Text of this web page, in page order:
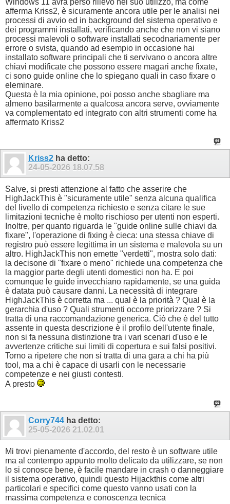
Windows 11 avrà perso rilievo nel suo utilizzo, ma come
afferma Kriss2, è sicuramente ancora utile per le analisi nei
processi di avvio ed in background del sistema operativo e
dei programmi installati, verificando anche che non vi siano
processi malevoli o software installati secodnariamente per
errore o svista, quando ad esempio in occasione hai
installato software principali che ti servivano o ancora altre
chiavi modificate che possono essere magari anche fixate,
ci sono guide online che lo spiegano quali in caso fixare o
eleminare.
Questa è la mia opinione, poi posso anche sbagliare ma
almeno basilarmente a qualcosa ancora serve, ovviamente
va complementato ed integrato con altri strumenti come ha
affermato Kriss2
Kriss2 ha detto:
24-05-2026 18.07.58
Salve, si presti attenzione al fatto che asserire che
HighJackThis è "sicuramente utile" senza alcuna qualifica
del livello di competenza richiesto e senza citare le sue
limitazioni tecniche è molto rischioso per utenti non esperti.
Inoltre, per quanto riguarda le "guide online sulle chiavi da
fixare", l'operazione di fixing è cieca: una stessa chiave di
registro può essere legittima in un sistema e malevola su un
altro. HighJackThis non emette "verdetti", mostra solo dati:
la decisone di "fixare o meno" richiede una competenza che
la maggior parte degli utenti domestici non ha. E poi
comunque le guide invecchiano rapidamente, se una guida
è datata può causare danni. La necessità di integrare
HighJackThis è corretta ma ... qual è la priorità ? Qual è la
gerarchia d'uso ? Quali strumenti occorre priorizzare ? Si
tratta di una raccomandazione generica. Ciò che è del tutto
assente in questa descrizione è il profilo dell'utente finale,
non si fa nessuna distinzione tra i vari scenari d'uso e le
avvertenze critiche sui limiti di copertura e sui falsi positivi.
Torno a ripetere che non si tratta di una gara a chi ha più
tool, ma a chi è capace di usarli con le necessarie
competenze e nei giusti contesti.
A presto
Corry744 ha detto:
25-05-2026 21.02.01
Mi trovi pienamente d'accordo, del resto è un software utile
ma al contempo appunto molto delicato da utilizzare, se non
lo si conosce bene, è facile mandare in crash o danneggiare
il sistema operativo, quindi questo Hijackthis come altri
particolari e specifici come questo vanno usati con la
massima competenza e conoscenza tecnica